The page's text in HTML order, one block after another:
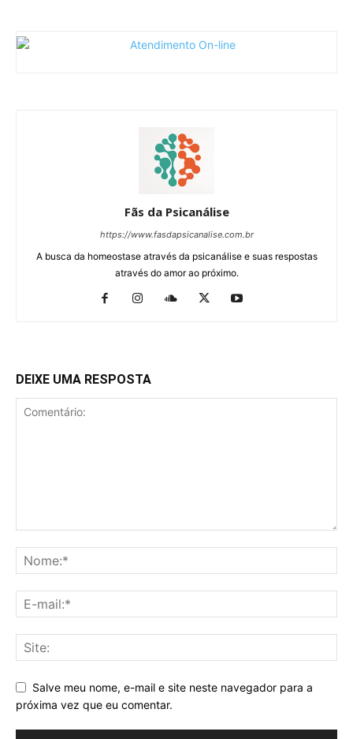
Fãs da Psicanálise
https://www.fasdapsicanalise.com.br
A busca da homeostase através da psicanálise e suas respostas
através do amor ao próximo.
DEIXE UMA RESPOSTA
Salve meu nome, e-mail e site neste navegador para a
próxima vez que eu comentar.